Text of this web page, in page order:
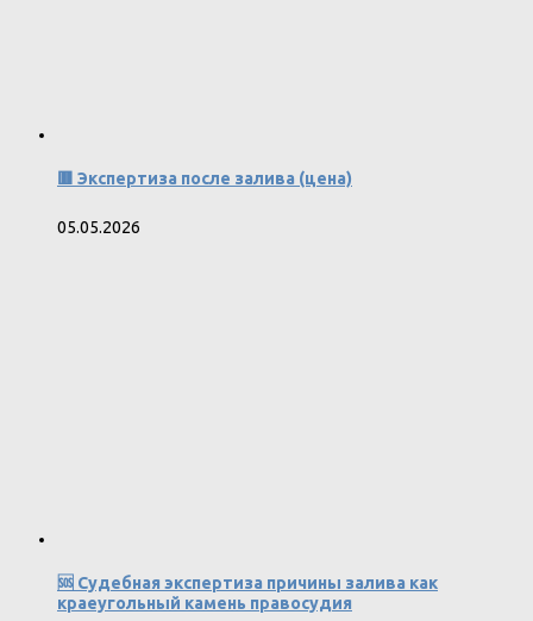
🟥 Экспертиза после залива (цена)
05.05.2026
🆘 Судебная экспертиза причины залива как
краеугольный камень правосудия